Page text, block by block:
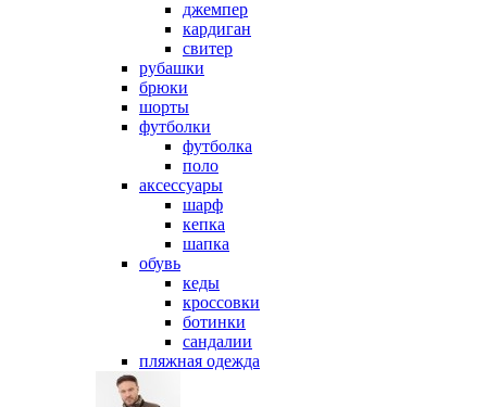
джемпер
кардиган
свитер
рубашки
брюки
шорты
футболки
футболка
поло
аксессуары
шарф
кепка
шапка
обувь
кеды
кроссовки
ботинки
сандалии
пляжная одежда